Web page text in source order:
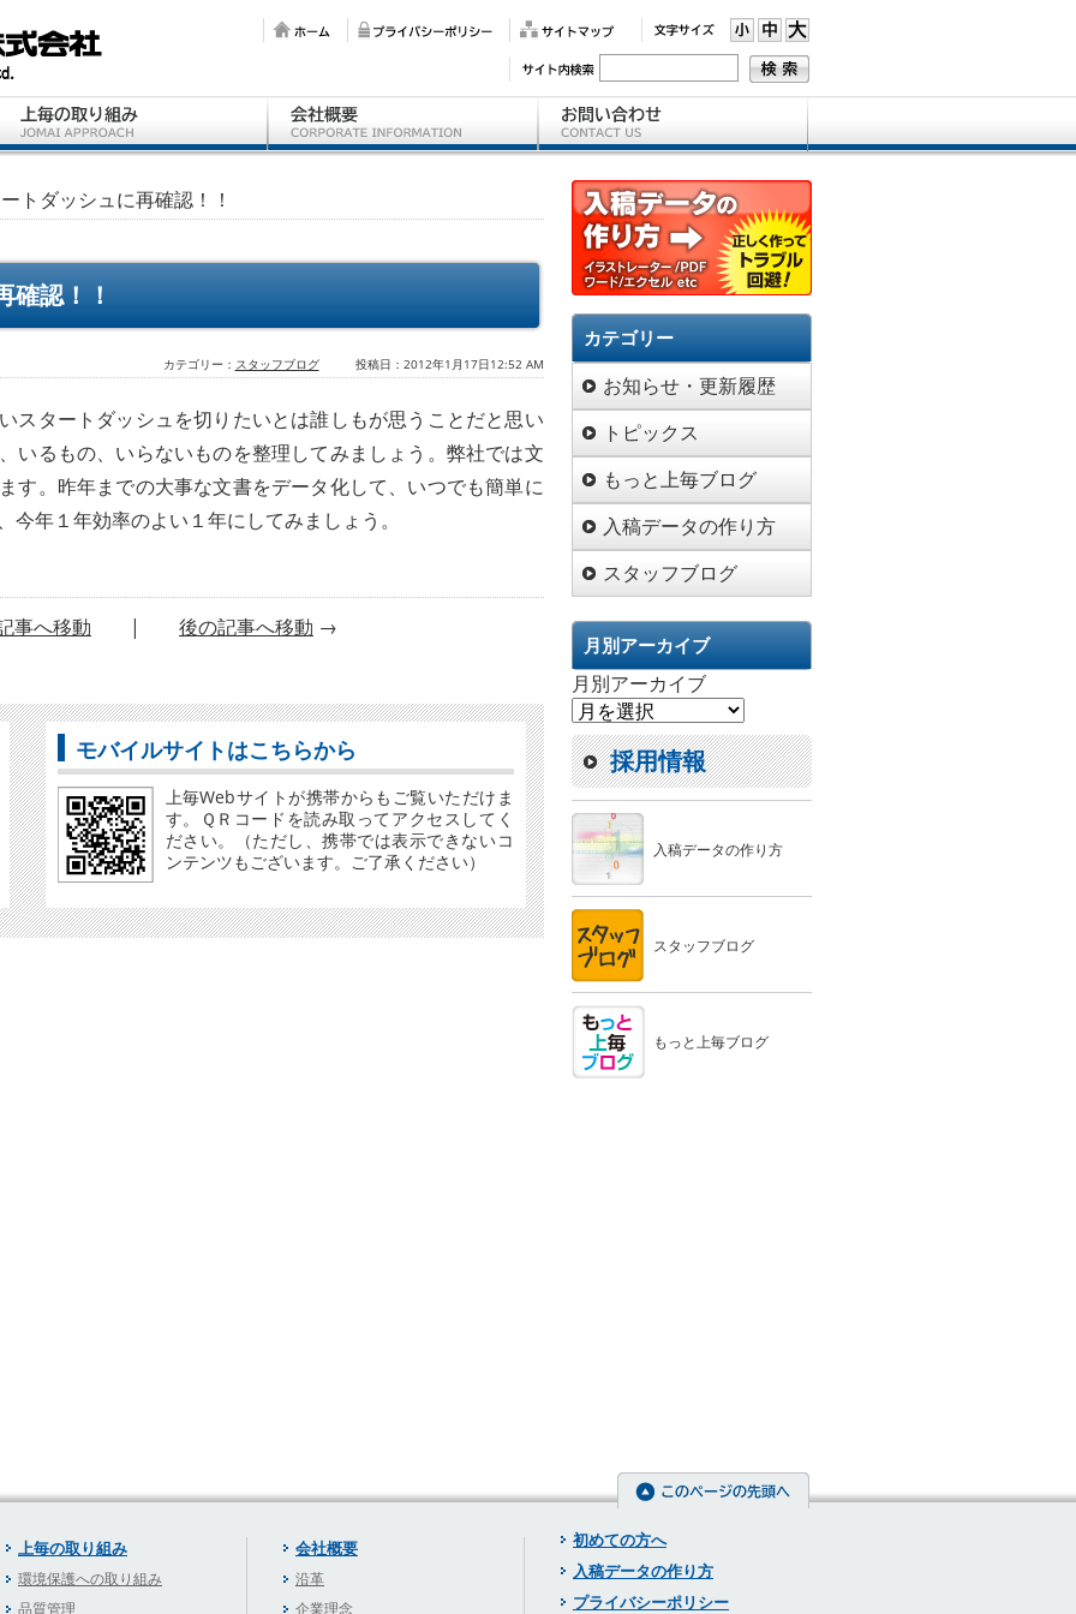
トダッシュに再確認！！
確認！！
カテゴリー： スタッフブログ投稿日：2012年1月17日12:52 AM
スタートダッシュを切りたいとは誰しもが思うことだと思い
いるもの、いらないものを整理してみましょう。弊社では文
す。昨年までの大事な文書をデータ化して、いつでも簡単に
年１年効率のよい１年にしてみましょう。
事へ移動 | 後の記事へ移動 →
モバイルサイトはこちらから
上毎Webサイトが携帯からもご覧いただけま
す。ＱＲコードを読み取ってアクセスしてく
ださい。（ただし、携帯では表示できないコ
ンテンツもございます。ご了承ください）
カテゴリー
お知らせ・更新履歴
トピックス
もっと上毎ブログ
入稿データの作り方
スタッフブログ
月別アーカイブ
月別アーカイブ
採用情報
入稿データの作り方
スタッフブログ
もっと上毎ブログ
上毎の取り組み
環境保護への取り組み
品質管理
会社概要
沿革
企業理念
初めての方へ
入稿データの作り方
プライバシーポリシー